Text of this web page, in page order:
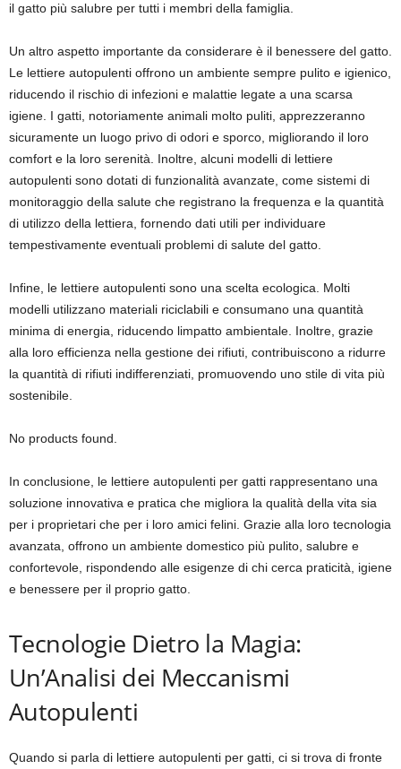
il gatto più salubre per tutti i membri della famiglia.
Un altro aspetto importante da considerare è il benessere del gatto.
Le lettiere autopulenti offrono un ambiente sempre pulito e igienico,
riducendo il rischio di infezioni e malattie legate a una scarsa
igiene. I gatti, notoriamente animali molto puliti, apprezzeranno
sicuramente un luogo privo di odori e sporco, migliorando il loro
comfort e la loro serenità. Inoltre, alcuni modelli di lettiere
autopulenti sono dotati di funzionalità avanzate, come sistemi di
monitoraggio della salute che registrano la frequenza e la quantità
di utilizzo della lettiera, fornendo dati utili per individuare
tempestivamente eventuali problemi di salute del gatto.
Infine, le lettiere autopulenti sono una scelta ecologica. Molti
modelli utilizzano materiali riciclabili e consumano una quantità
minima di energia, riducendo limpatto ambientale. Inoltre, grazie
alla loro efficienza nella gestione dei rifiuti, contribuiscono a ridurre
la quantità di rifiuti indifferenziati, promuovendo uno stile di vita più
sostenibile.
No products found.
In conclusione, le lettiere autopulenti per gatti rappresentano una
soluzione innovativa e pratica che migliora la qualità della vita sia
per i proprietari che per i loro amici felini. Grazie alla loro tecnologia
avanzata, offrono un ambiente domestico più pulito, salubre e
confortevole, rispondendo alle esigenze di chi cerca praticità, igiene
e benessere per il proprio gatto.
Tecnologie Dietro la Magia:
Un’Analisi dei Meccanismi
Autopulenti
Quando si parla di lettiere autopulenti per gatti, ci si trova di fronte